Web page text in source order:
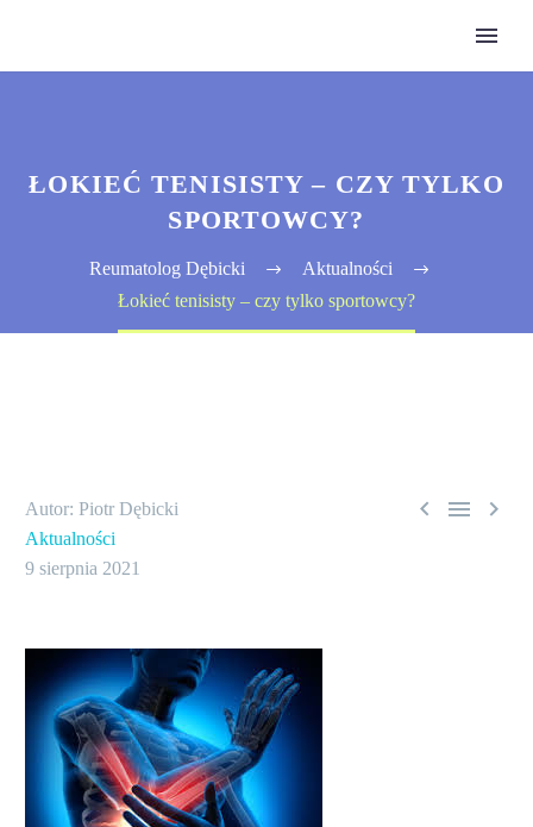
ŁOKIEĆ TENISISTY – CZY TYLKO
SPORTOWCY?
Reumatolog Dębicki
Aktualności
Łokieć tenisisty – czy tylko sportowcy?
  
Autor: Piotr Dębicki
Aktualności
9 sierpnia 2021